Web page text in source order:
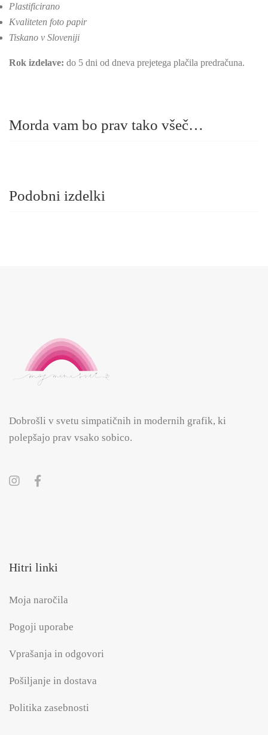
Plastificirano
Kvaliteten foto papir
Tiskano v Sloveniji
Rok izdelave: do 5 dni od dneva prejetega plačila predračuna.
Morda vam bo prav tako všeč…
Podobni izdelki
Dobrošli v svetu simpatičnih in modernih grafik, ki
polepšajo prav vsako sobico.
Hitri linki
Moja naročila
Pogoji uporabe
Vprašanja in odgovori
Pošiljanje in dostava
Politika zasebnosti